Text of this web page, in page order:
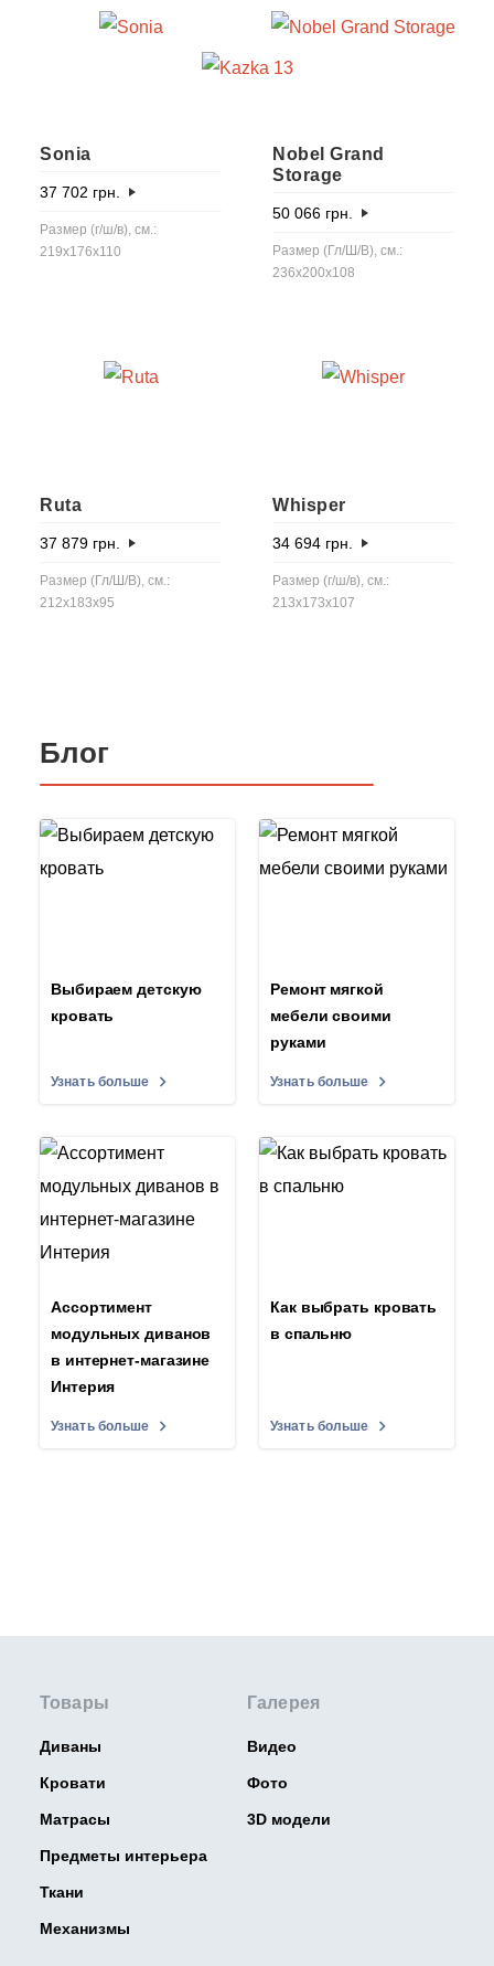
Sonia
37 702 грн.
Размер (г/ш/в), см.:
219x176x110
Nobel Grand
Storage
50 066 грн.
Размер (Гл/Ш/В), см.:
236x200x108
Ruta
37 879 грн.
Размер (Гл/Ш/В), см.:
212x183x95
Whisper
34 694 грн.
Размер (г/ш/в), см.:
213x173x107
Блог
Выбираем детскую
кровать
Узнать больше
Ремонт мягкой
мебели своими
руками
Узнать больше
Ассортимент
модульных диванов
в интернет-магазине
Интерия
Узнать больше
Как выбрать кровать
в спальню
Узнать больше
Товары
Диваны
Кровати
Матрасы
Предметы интерьера
Ткани
Механизмы
Галерея
Видео
Фото
3D модели